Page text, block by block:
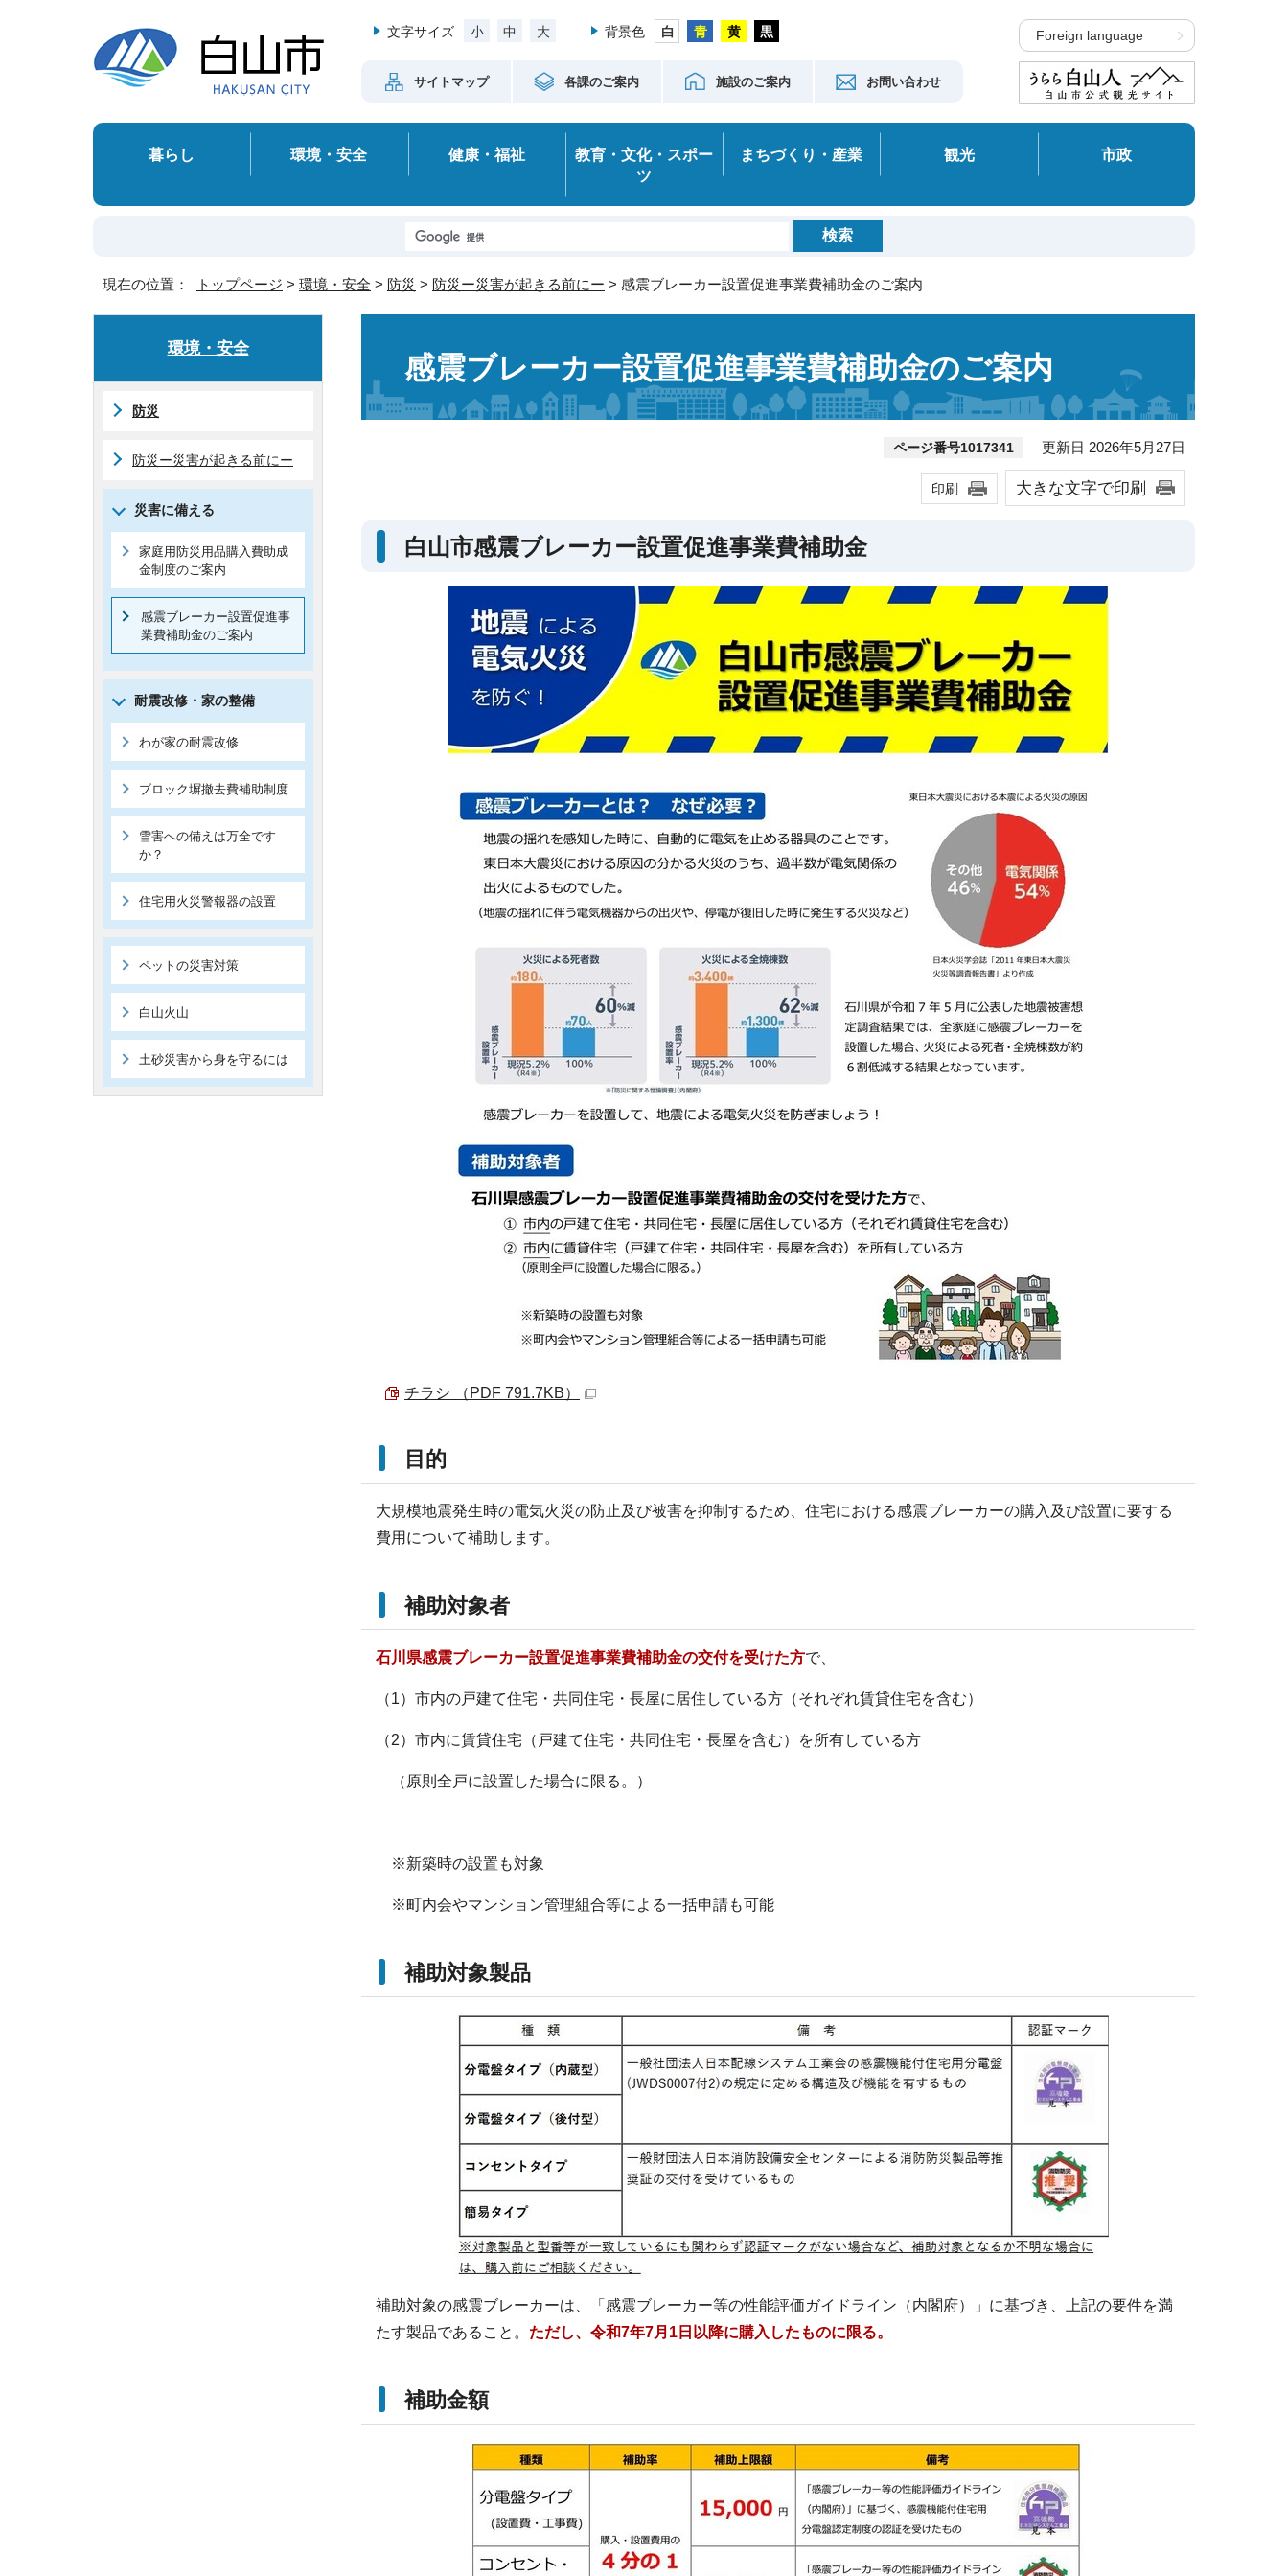
文字サイズ 小 中 大 背景色
サイトマップ 各課のご案内 施設のご案内 お問い合わせ
Foreign language
暮らし 環境・安全 健康・福祉
教育・文化・スポー
ツ
まちづくり・産業 観光 市政
現在の位置： トップページ > 環境・安全 > 防災 > 防災ー災害が起きる前にー > 感震ブレーカー設置促進事業費補助金のご案内
感震ブレーカー設置促進事業費補助金のご案内
ページ番号1017341 更新日 2026年5月27日
印刷 大きな文字で印刷
白山市感震ブレーカー設置促進事業費補助金
チラシ （PDF 791.7KB）
目的
大規模地震発生時の電気火災の防止及び被害を抑制するため、住宅における感震ブレーカーの購入及び設置に要する
費用について補助します。
補助対象者
石川県感震ブレーカー設置促進事業費補助金の交付を受けた方で、
（1）市内の戸建て住宅・共同住宅・長屋に居住している方（それぞれ賃貸住宅を含む）
（2）市内に賃貸住宅（戸建て住宅・共同住宅・長屋を含む）を所有している方
（原則全戸に設置した場合に限る。）
※新築時の設置も対象
※町内会やマンション管理組合等による一括申請も可能
補助対象製品
補助対象の感震ブレーカーは、「感震ブレーカー等の性能評価ガイドライン（内閣府）」に基づき、上記の要件を満
たす製品であること。 ただし、令和7年7月1日以降に購入したものに限る。
補助金額
環境・安全
防災
防災ー災害が起きる前にー
災害に備える
家庭用防災用品購入費助成
金制度のご案内
感震ブレーカー設置促進事
業費補助金のご案内
耐震改修・家の整備
わが家の耐震改修
ブロック塀撤去費補助制度
雪害への備えは万全です
か？
住宅用火災警報器の設置
ペットの災害対策
白山火山
土砂災害から身を守るには